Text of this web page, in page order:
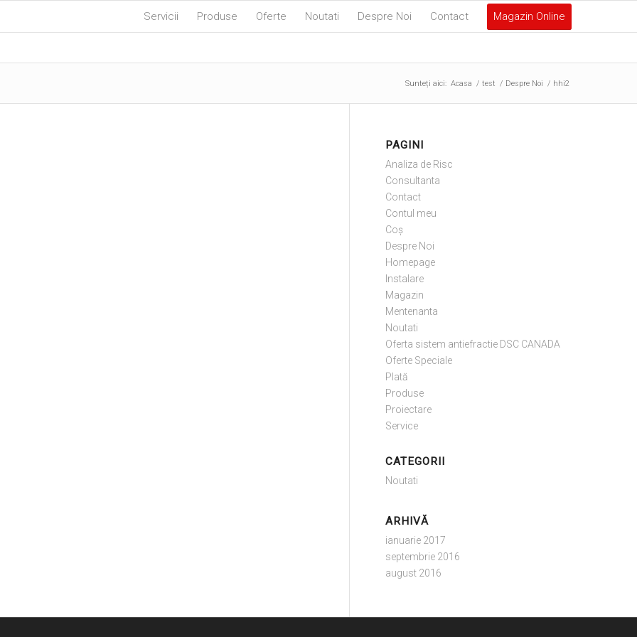
Servicii Produse Oferte Noutati Despre Noi Contact Magazin Online
Sunteți aici: Acasa / test / Despre Noi / hhi2
PAGINI
Analiza de Risc
Consultanta
Contact
Contul meu
Coș
Despre Noi
Homepage
Instalare
Magazin
Mentenanta
Noutati
Oferta sistem antiefractie DSC CANADA
Oferte Speciale
Plată
Produse
Proiectare
Service
CATEGORII
Noutati
ARHIVĂ
ianuarie 2017
septembrie 2016
august 2016